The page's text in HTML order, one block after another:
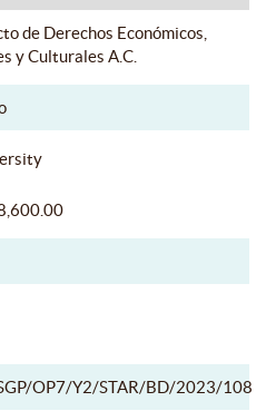
de Derechos Económicos,
y Culturales A.C.
OP7/Y2/STAR/BD/2023/108